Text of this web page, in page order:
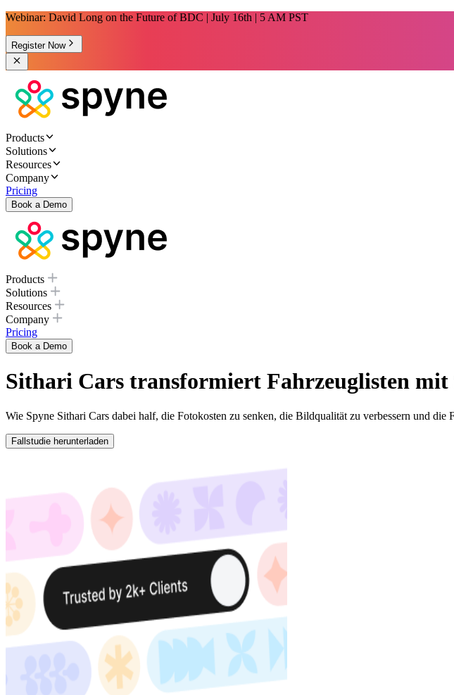
Webinar: David Long on the Future of BDC | July 16th | 5 AM PST
Register Now
Products
Solutions
Resources
Company
Pricing
Book a Demo
Products
Solutions
Resources
Company
Pricing
Book a Demo
Sithari Cars transformiert Fahrzeuglisten mit
Wie Spyne Sithari Cars dabei half, die Fotokosten zu senken, die Bildqualität zu verbessern und die
Fallstudie herunterladen